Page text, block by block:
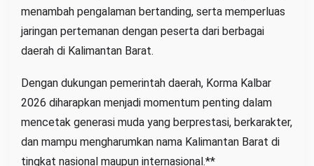
menambah pengalaman bertanding, serta memperluas
jaringan pertemanan dengan peserta dari berbagai
daerah di Kalimantan Barat.
Dengan dukungan pemerintah daerah, Korma Kalbar
2026 diharapkan menjadi momentum penting dalam
mencetak generasi muda yang berprestasi, berkarakter,
dan mampu mengharumkan nama Kalimantan Barat di
tingkat nasional maupun internasional.**